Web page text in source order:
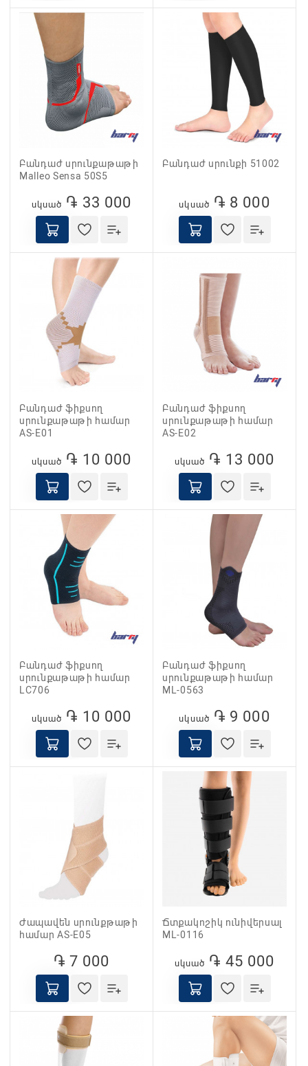
Բանդաժ սրունքաթաթի
Malleo Sensa 50S5
սկսած ֏ 33 000
Բանդաժ սրունքի 51002
սկսած ֏ 8 000
Բանդաժ ֆիքսող
սրունքաթաթի համար
AS-E01
սկսած ֏ 10 000
Բանդաժ ֆիքսող
սրունքաթաթի համար
AS-E02
սկսած ֏ 13 000
Բանդաժ ֆիքսող
սրունքաթաթի համար
LC706
սկսած ֏ 10 000
Բանդաժ ֆիքսող
սրունքաթաթի համար
ML-0563
սկսած ֏ 9 000
Ժապավեն սրունքթաթի
համար AS-E05
֏ 7 000
Ճտքակոշիկ ունիվերսալ
ML-0116
սկսած ֏ 45 000